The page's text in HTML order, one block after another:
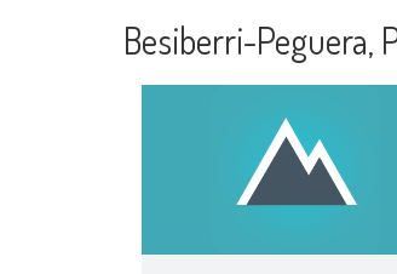
Besiberri-Peguera,